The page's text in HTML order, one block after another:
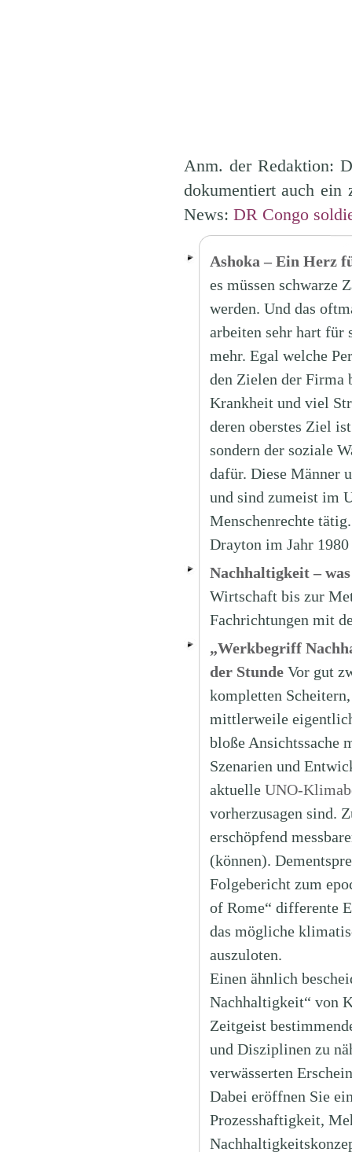
Anm. der Redaktion:
dokumentiert auch
News: DR Congo
Ashoka – Ein Herz
es müssen schwarze
werden. Und das
arbeiten sehr hart für
mehr. Egal welche
den Zielen der Firma
Krankheit und viel
deren oberstes Ziel
sondern der soziale
dafür. Diese Männer
und sind zumeist im
Menschenrechte
Drayton im Jahr
Nachhaltigkeit –
Wirtschaft bis zur
Fachrichtungen mit
„Werkbegriff
der Stunde Vor gut
kompletten
mittlerweile
bloße Ansichtssache
Szenarien und
aktuelle UNO-
vorherzusagen sind.
erschöpfend
(können).
Folgebericht zum
of Rome“ differente
das mögliche
auszuloten.
Einen ähnlich
Nachhaltigkeit“ von
Zeitgeist
und Disziplinen zu
verwässerten
Dabei eröffnen Sie
Prozesshaftigkeit,